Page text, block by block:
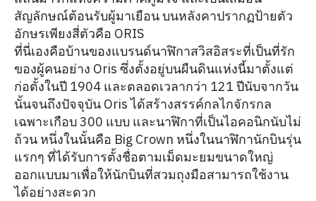
สัญลักษณ์ต้อนรับผู้มาเยือน บนหลังคาปรากฏป้ายตัว
อักษรเพียงสี่ตัวคือ ORIS
ที่นี่เองคือบ้านของแบรนด์นาฬิกาสวิสอิสระที่เป็นที่รัก
ของผู้คนอย่าง Oris ซึ่งตั้งอยู่บนผืนดินแห่งนี้มาตั้งแต่
ก่อตั้งในปี 1904 และตลอดเวลากว่า 121 ปีนับจากวัน
นั้นจนถึงปัจจุบัน Oris ได้สร้างสรรค์กลไกจักรกล
เฉพาะเกือบ 300 แบบ และนาฬิกาที่เป็นไอคอนิกนับไม่
ถ้วน หนึ่งในนั้นคือ Big Crown หนึ่งในนาฬิกานักบินรุ่น
แรกๆ ที่ได้รับการตั้งชื่อตามเม็ดมะยมขนาดใหญ่
ออกแบบมาเพื่อให้นักบินที่สวมถุงมือสามารถใช้งาน
ได้อย่างสะดวก